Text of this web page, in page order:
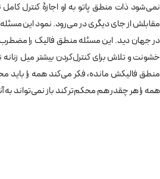
نمی‌شود ذات منطق پاتو به او اجازۀ کنترل
مقابلش از جای دیگری در می‌رود. نمود این مسئله
در جهان دید. این مسئله منطق فالیک را
خشونت و تلاش برای کنترل‌کردن بیشتر میل
منطق فالیکش مانده، فکر می‌کند همه را باید
همه را هر چقدر هم محکم‌تر کند باز نمی‌تواند